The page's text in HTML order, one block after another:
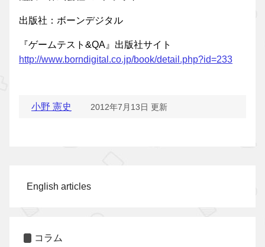
出版社：ボーンデジタル
『ゲームテスト&QA』出版社サイト
http://www.borndigital.co.jp/book/detail.php?id=233
小野 憲史 2012年7月13日 更新
English articles
コラム